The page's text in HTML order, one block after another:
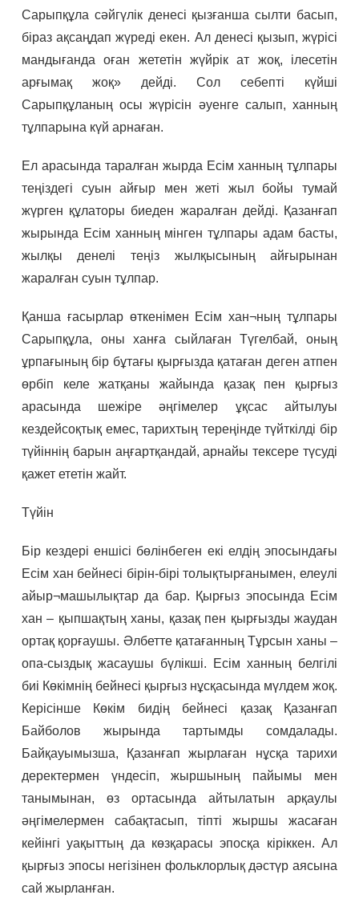
Сарыпқұла сәйгүлік денесі қызғанша сылти басып,
біраз ақсаңдап жүреді екен. Ал денесі қызып, жүрісі
мандығанда оған жететін жүйрік ат жоқ, ілесетін
арғымақ жоқ» дейді. Сол себепті күйші
Сарыпқұланың осы жүрісін әуенге салып, ханның
тұлпарына күй арнаған.
Ел арасында таралған жырда Есім ханның тұлпары
теңіздегі суын айғыр мен жеті жыл бойы тумай
жүрген құлаторы биеден жаралған дейді. Қазанғап
жырында Есім ханның мінген тұлпары адам басты,
жылқы денелі теңіз жылқысының айғырынан
жаралған суын тұлпар.
Қанша ғасырлар өткенімен Есім хан¬ның тұлпары
Сарыпқұла, оны ханға сыйлаған Түгелбай, оның
ұрпағының бір бұтағы қырғызда қатаған деген атпен
өрбіп келе жатқаны жайында қазақ пен қырғыз
арасында шежіре әңгімелер ұқсас айтылуы
кездейсоқтық емес, тарихтың тереңінде түйткілді бір
түйіннің барын аңғартқандай, арнайы тексере түсуді
қажет ететін жайт.
Түйін
Бір кездері еншісі бөлінбеген екі елдің эпосындағы
Есім хан бейнесі бірін-бірі толықтырғанымен, елеулі
айыр¬машылықтар да бар. Қырғыз эпосында Есім
хан – қыпшақтың ханы, қазақ пен қырғызды жаудан
ортақ қорғаушы. Әлбетте қатағанның Тұрсын ханы –
опа-сыздық жасаушы бүлікші. Есім ханның белгілі
биі Көкімнің бейнесі қырғыз нұсқасында мүлдем жоқ.
Керісінше Көкім бидің бейнесі қазақ Қазанғап
Байболов жырында тартымды сомдалады.
Байқауымызша, Қазанғап жырлаған нұсқа тарихи
деректермен үндесіп, жыршының пайымы мен
танымынан, өз ортасында айтылатын арқаулы
әңгімелермен сабақтасып, тіпті жыршы жасаған
кейінгі уақыттың да көзқарасы эпосқа кіріккен. Ал
қырғыз эпосы негізінен фольклорлық дәстүр аясына
сай жырланған.